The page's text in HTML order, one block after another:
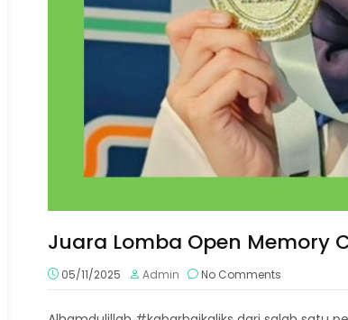
Juara Lomba Open Memory
05/11/2025 Admin No Comments